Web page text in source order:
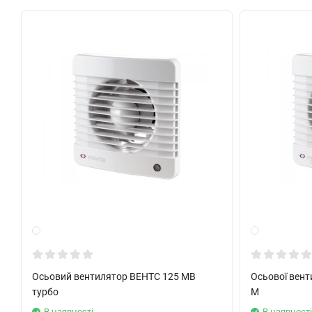
могут подключаться сразу по несколько единиц к одному
Автоматическое:
При помощи электронного блока управления (см.
При помощи таймера„Т“(встроенный регулируемый
после остановки его выключателем).
отрабатывает время, установленное на таймере и
При помощи датчика движения и таймера „ТР“(если
включится и продолжит работу по таймеру
от 2 до 30 мин.
Осьовий вентилятор ВЕНТС 125 МВ
турбо
Осьової
М